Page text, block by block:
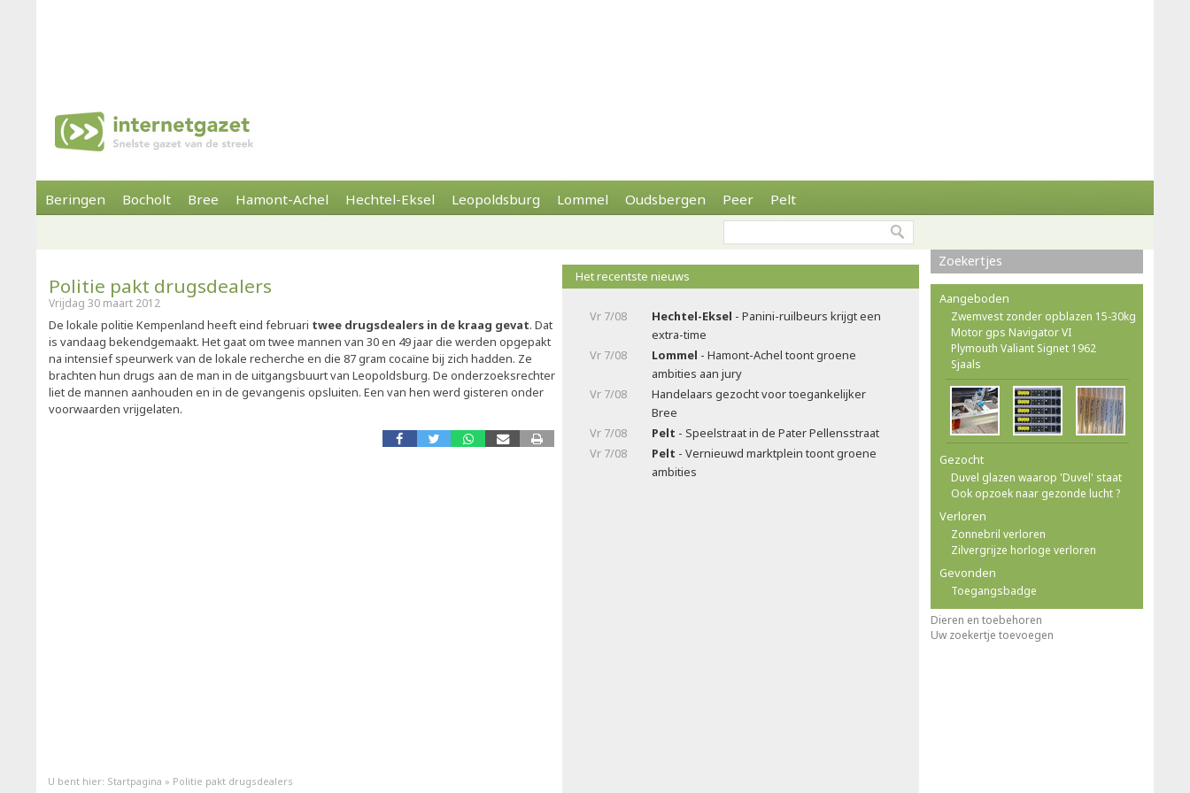
Beringen Bocholt Bree Hamont-Achel Hechtel-Eksel Leopoldsburg Lommel Oudsbergen Peer Pelt
Politie pakt drugsdealers
Vrijdag 30 maart 2012
De lokale politie Kempenland heeft eind februari twee drugsdealers in de kraag gevat. Dat
is vandaag bekendgemaakt. Het gaat om twee mannen van 30 en 49 jaar die werden opgepakt
na intensief speurwerk van de lokale recherche en die 87 gram cocaïne bij zich hadden. Ze
brachten hun drugs aan de man in de uitgangsbuurt van Leopoldsburg. De onderzoeksrechter
liet de mannen aanhouden en in de gevangenis opsluiten. Een van hen werd gisteren onder
voorwaarden vrijgelaten.
Het recentste nieuws
Vr 7/08 Hechtel-Eksel - Panini-ruilbeurs krijgt een
extra-time
Vr 7/08
Lommel - Hamont-Achel toont groene
ambities aan jury
Vr 7/08
Handelaars gezocht voor toegankelijker
Bree
Vr 7/08
Pelt - Speelstraat in de Pater Pellensstraat
Vr 7/08
Pelt - Vernieuwd marktplein toont groene
ambities
Zoekertjes
Aangeboden
Zwemvest zonder opblazen 15-30kg
Motor gps Navigator VI
Plymouth Valiant Signet 1962
Sjaals
Gezocht
Duvel glazen waarop 'Duvel' staat
Ook opzoek naar gezonde lucht ?
Verloren
Zonnebril verloren
Zilvergrijze horloge verloren
Gevonden
Toegangsbadge
Dieren en toebehoren
Uw zoekertje toevoegen
U bent hier: Startpagina » Politie pakt drugsdealers